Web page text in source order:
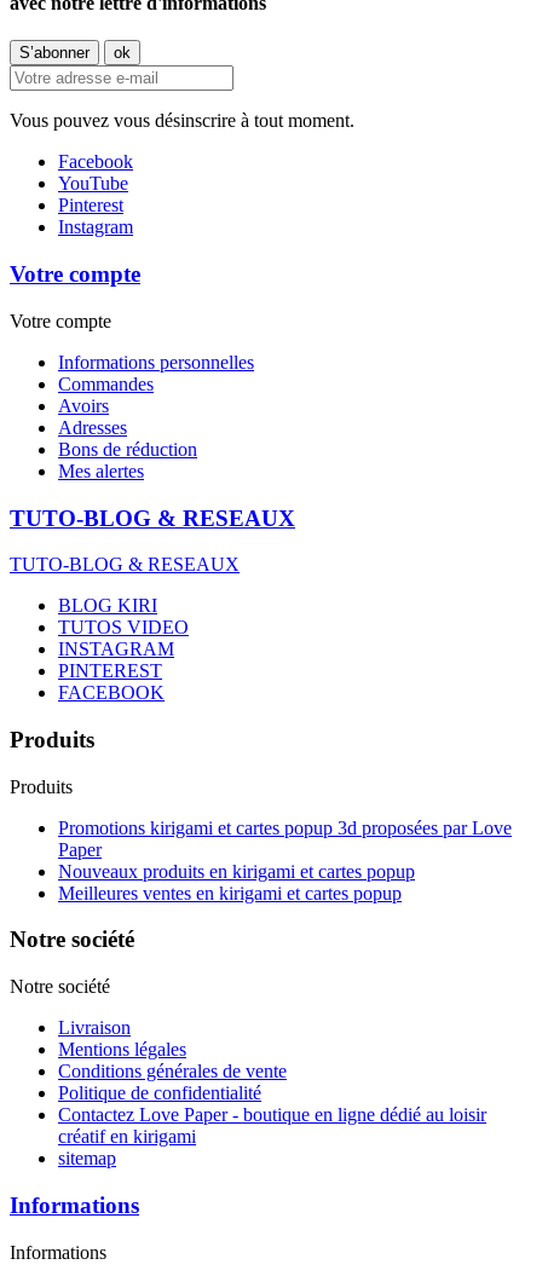
Vous pouvez vous désinscrire à tout moment.
Facebook
YouTube
Pinterest
Instagram
Votre compte
Votre compte
Informations personnelles
Commandes
Avoirs
Adresses
Bons de réduction
Mes alertes
TUTO-BLOG & RESEAUX
TUTO-BLOG & RESEAUX
BLOG KIRI
TUTOS VIDEO
INSTAGRAM
PINTEREST
FACEBOOK
Produits
Produits
Promotions kirigami et cartes popup 3d proposées par Love
Paper
Nouveaux produits en kirigami et cartes popup
Meilleures ventes en kirigami et cartes popup
Notre société
Notre société
Livraison
Mentions légales
Conditions générales de vente
Politique de confidentialité
Contactez Love Paper - boutique en ligne dédié au loisir
créatif en kirigami
sitemap
Informations
Informations